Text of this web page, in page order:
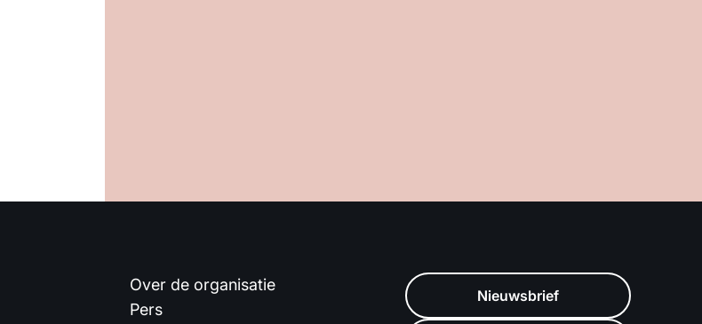
Over de organisatie
Pers
Nieuwsbrief